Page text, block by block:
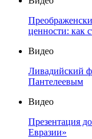
ценности: как
Видео
Ливадийский
Пантелеевым
Видео
Презентация
Евразии»